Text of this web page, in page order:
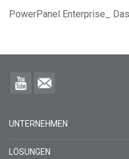
PowerPanel Enterprise_
UNTERNEHMEN
LÖSUNGEN